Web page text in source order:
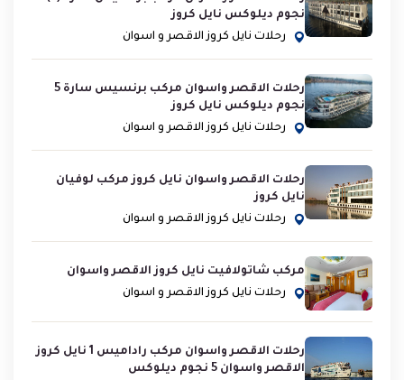
نجوم ديلوكس نايل كروز
رحلات نايل كروز الاقصر و اسوان
رحلات الاقصر واسوان مركب برنسيس سارة 5
نجوم ديلوكس نايل كروز
رحلات نايل كروز الاقصر و اسوان
رحلات الاقصر واسوان نايل كروز مركب لوفيان
نايل كروز
رحلات نايل كروز الاقصر و اسوان
مركب شاتولافيت نايل كروز الاقصر واسوان
رحلات نايل كروز الاقصر و اسوان
رحلات الاقصر واسوان مركب راداميس 1 نايل كروز
الاقصر واسوان 5 نجوم ديلوكس